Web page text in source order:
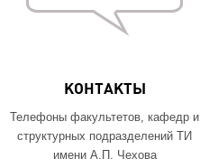
КОНТАКТЫ
Телефоны факультетов, кафедр и
структурных подразделений ТИ
имени А.П. Чехова